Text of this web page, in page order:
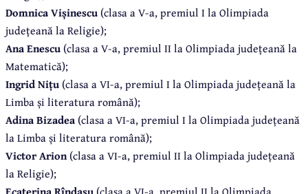
Domnica Vișinescu (clasa a V-a, premiul I la Olimpiada
județeană la Religie);
Ana Enescu (clasa a V-a, premiul II la Olimpiada județeană la
Matematică);
Ingrid Nițu (clasa a VI-a, premiul I la Olimpiada județeană la
Limba și literatura română);
Adina Bizadea (clasa a VI-a, premiul I la Olimpiada județeană
la Limba și literatura română);
Victor Arion(clasa a VI-a, premiul II la Olimpiada județeană
la Religie);